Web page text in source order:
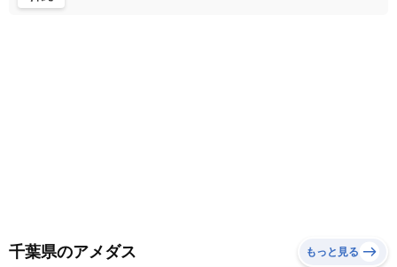
千葉県のアメダス もっと見る